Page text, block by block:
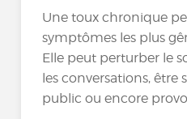
Une toux chronique
symptômes les plus
Elle peut perturber le
les conversations, être
public ou encore